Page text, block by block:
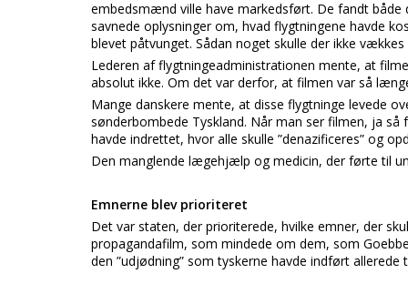
embedsmænd ville have markedsført. De fandt
savnede oplysninger om, hvad flygtningene havde
blevet påtvunget. Sådan noget skulle der ikke
Lederen af flygtningeadministrationen mente, at
absolut ikke. Om det var derfor, at filmen var så
Mange danskere mente, at disse flygtninge levede
sønderbombede Tyskland. Når man ser filmen, ja
havde indrettet, hvor alle skulle ”denazificeres” og
Den manglende lægehjælp og medicin, der førte til
Emnerne blev prioriteret
Det var staten, der prioriterede, hvilke emner, der
propagandafilm, som mindede om dem, som
den ”udjødning” som tyskerne havde indført